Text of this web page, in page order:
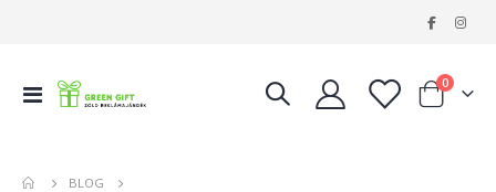
Navigáció
Kosár
0tételeket
BLOG